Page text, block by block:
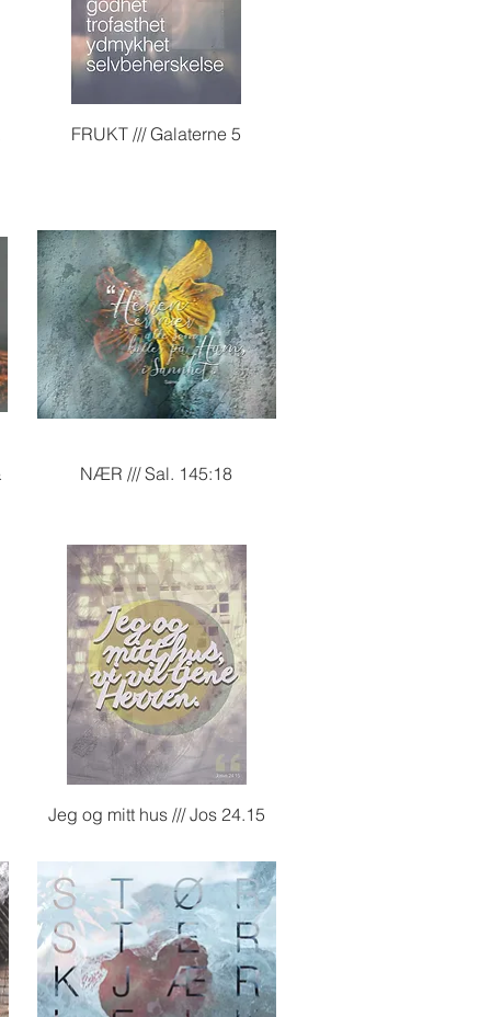
Hurtigvisning
FRUKT /// Galaterne 5
Hurtigvisning
NÆR /// Sal. 145:18
Hurtigvisning
Jeg og mitt hus /// Jos 24.15